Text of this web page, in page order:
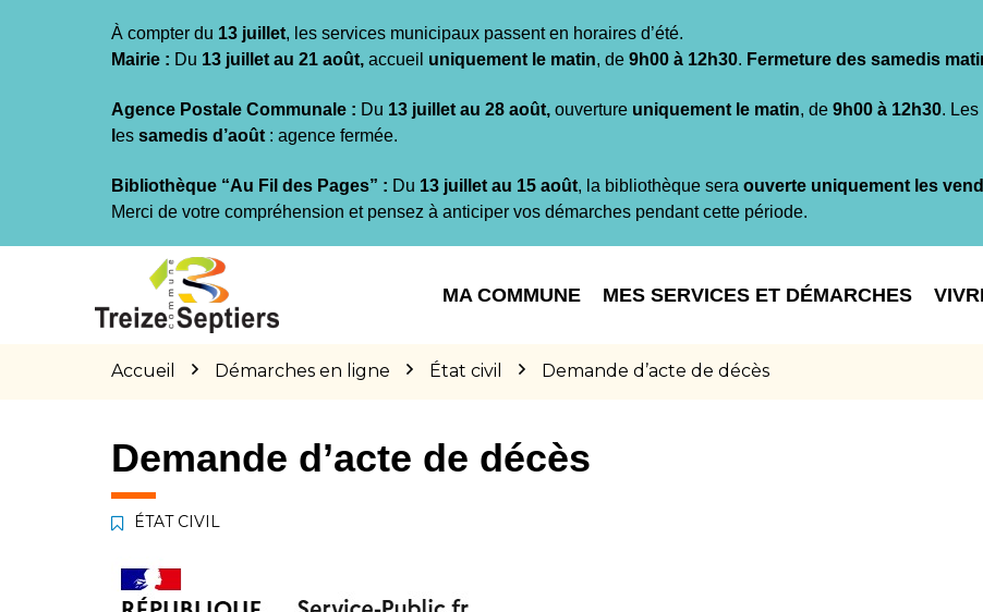
À compter du 13 juillet, les services municipaux passent en horaires d’été.
Mairie : Du 13 juillet au 21 août, accueil uniquement le matin, de 9h00 à 12h30. Fermeture des samedis
Agence Postale Communale : Du 13 juillet au 28 août, ouverture uniquement le matin, de 9h00 à 12h30. Les
es samedis d’août : agence fermée.
Bibliothèque “Au Fil des Pages” : Du 13 juillet au 15 août, la bibliothèque sera ouverte uniquement les
Merci de votre compréhension et pensez à anticiper vos démarches pendant cette période.
MA COMMUNE MES SERVICES ET DÉMARCHES
Accueil Démarches en ligne État civil Demande d’acte de décès
Demande d’acte de décès
ÉTAT CIVIL